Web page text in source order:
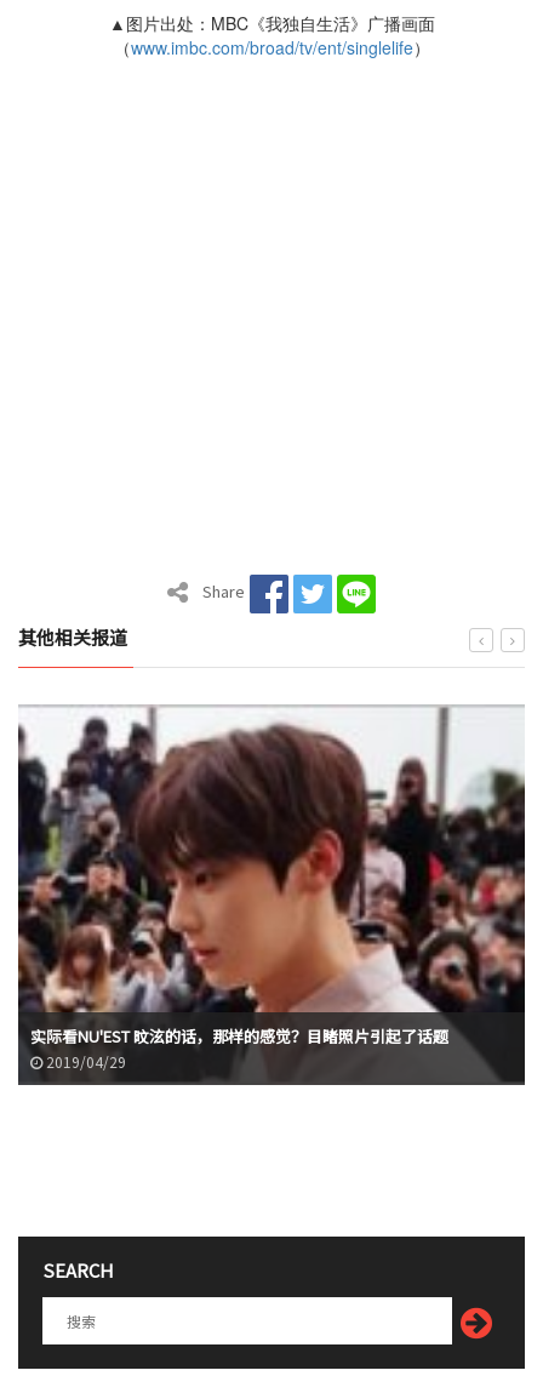
▲图片出处：MBC《我独自生活》广播画面
（www.imbc.com/broad/tv/ent/singlelife）
Share
其他相关报道
实际看NU'EST 旼泫的话，那样的感觉？目睹照片引起了话题
2019/04/29
SEARCH